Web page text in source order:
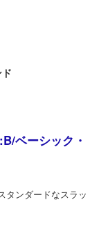
ベーシック・
タンダードなスラッ